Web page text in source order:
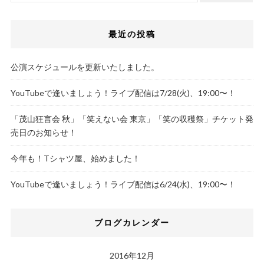
最近の投稿
公演スケジュールを更新いたしました。
YouTubeで逢いましょう！ライブ配信は7/28(火)、19:00〜！
「茂山狂言会 秋」「笑えない会 東京」「笑の収穫祭」チケット発
売日のお知らせ！
今年も！Tシャツ屋、始めました！
YouTubeで逢いましょう！ライブ配信は6/24(水)、19:00〜！
ブログカレンダー
2016年12月